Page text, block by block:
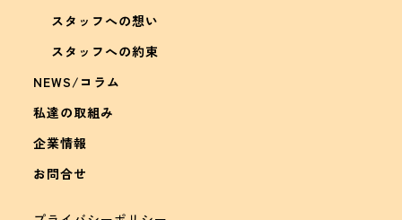
スタッフへの想い
スタッフへの約束
NEWS/コラム
私達の取組み
企業情報
お問合せ